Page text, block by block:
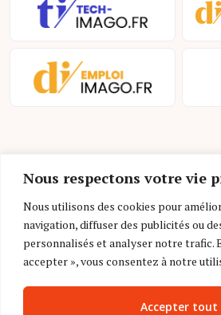
Nous respectons votre vie
Nous utilisons des cookies pour
navigation, diffuser des publicités ou
personnalisés et analyser notre trafic.
accepter », vous consentez à notre
Accepter tout
Mentions légales et conditions
Charte déontologique
Gestion des cookies